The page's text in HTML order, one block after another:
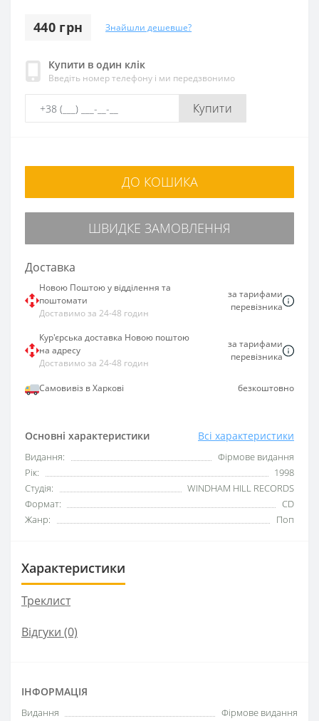
440 грн Знайшли дешевше?
Купити в один клік
Введіть номер телефону і ми передзвонимо
Купити
Основні характеристики Всі характеристики
Видання:
Фірмове видання
Рік:
1998
Студія:
WINDHAM HILL RECORDS
Формат:
CD
Жанр:
Поп
ДО КОШИКА
ШВИДКЕ ЗАМОВЛЕННЯ
Доставка
Новою Поштою у відділення та
поштомати
Доставимо за 24-48 годин
за тарифами
перевізника
Кур'єрська доставка Новою поштою
на адресу
Доставимо за 24-48 годин
за тарифами
перевізника
Самовивіз в Харкові безкоштовно
Характеристики
Треклист
Відгуки (0)
ІНФОРМАЦІЯ
Видання
Фірмове видання